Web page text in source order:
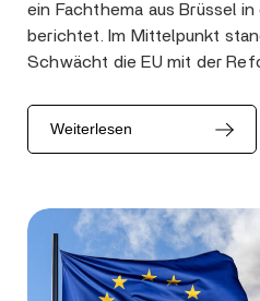
ein Fachthema aus Brüssel
berichtet. Im Mittelpunkt
Schwächt die EU mit der
Weiterlesen